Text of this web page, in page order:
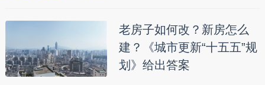
老房子如何改？新房怎么
建？《城市更新“十五五”规
划》给出答案